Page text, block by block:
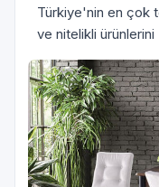
Türkiye'nin en çok
ve nitelikli ürünlerini